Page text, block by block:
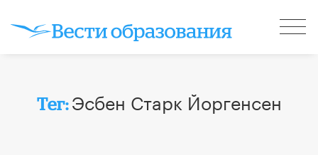
Тег:Эсбен Старк Йоргенсен